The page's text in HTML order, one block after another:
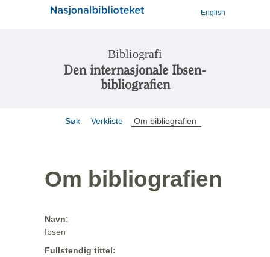
English
Bibliografi
Den internasjonale Ibsen-
bibliografien
Søk Verkliste Om bibliografien
Om bibliografien
Navn:
Ibsen
Fullstendig tittel: